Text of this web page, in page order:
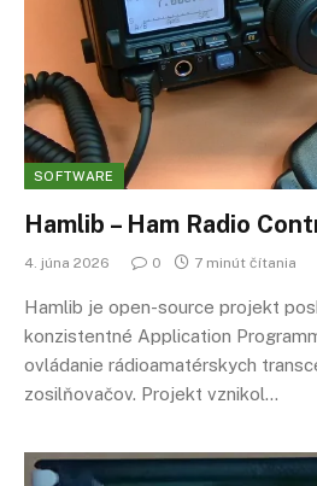
SOFTWARE
Hamlib – Ham Radio
4. júna 2026 0 7 minút čítania
Hamlib je open-source projekt
konzistentné Application
ovládanie rádioamatérskych
zosilňovačov. Projekt vznikol…